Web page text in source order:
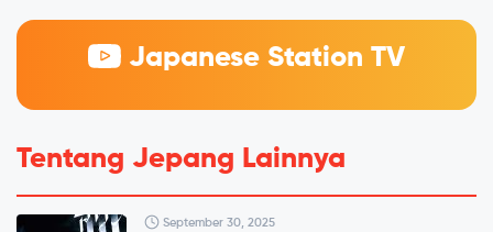
Japanese Station TV
Tentang Jepang Lainnya
September 30, 2025